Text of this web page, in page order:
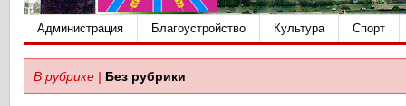
Администрация Благоустройство Культура Спорт
В рубрике | Без рубрики